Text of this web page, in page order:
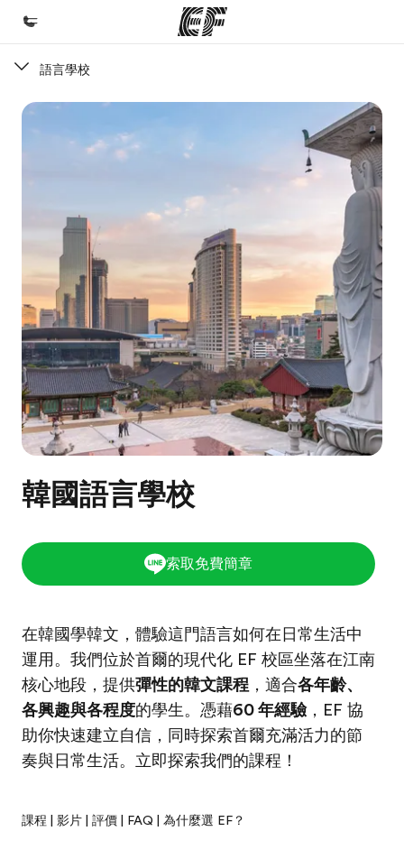
歡迎來到EF
課程
查找您附近的辦公室
關於我們
公司資訊
徵才
加入我們
語言學校
韓國語言學校
在韓國學韓文，體驗這門語言如何在日常生活中
運用。我們位於首爾的現代化 EF 校區坐落在江南
核心地段，提供彈性的韓文課程 ，適合各年齡、
各興趣與各程度的學生。憑藉60 年經驗，EF 協
助你快速建立自信，同時探索首爾充滿活力的節
奏與日常生活。立即探索我們的課程！
課程 影片 評價 FAQ 為什麼選 EF？
索取免費簡章